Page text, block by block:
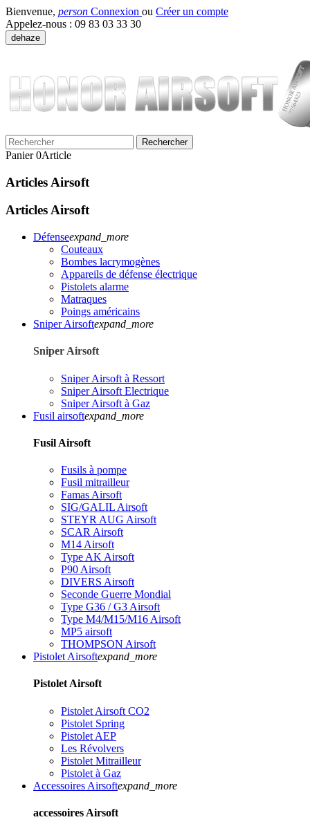
Bienvenue, person Connexion ou Créer un compte
Appelez-nous : 09 83 03 33 30
dehaze
Rechercher
Panier 0Article
Articles Airsoft
Articles Airsoft
Défenseexpand_more
Couteaux
Bombes lacrymogènes
Appareils de défense électrique
Pistolets alarme
Matraques
Poings américains
Sniper Airsoftexpand_more
Sniper Airsoft
Sniper Airsoft à Ressort
Sniper Airsoft Electrique
Sniper Airsoft à Gaz
Fusil airsoftexpand_more
Fusil Airsoft
Fusils à pompe
Fusil mitrailleur
Famas Airsoft
SIG/GALIL Airsoft
STEYR AUG Airsoft
SCAR Airsoft
M14 Airsoft
Type AK Airsoft
P90 Airsoft
DIVERS Airsoft
Seconde Guerre Mondial
Type G36 / G3 Airsoft
Type M4/M15/M16 Airsoft
MP5 airsoft
THOMPSON Airsoft
Pistolet Airsoftexpand_more
Pistolet Airsoft
Pistolet Airsoft CO2
Pistolet Spring
Pistolet AEP
Les Révolvers
Pistolet Mitrailleur
Pistolet à Gaz
Accessoires Airsoftexpand_more
accessoires Airsoft